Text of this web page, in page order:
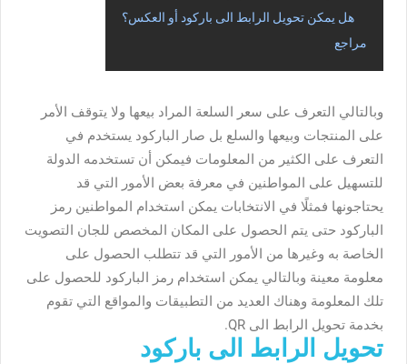
هل يمكن تحويل الرابط الى باركود أو العكس؟
مراجع
وبالتالي التعرف على سعر السلعة المراد بيعها ولا يتوقف الأمر
على المنتجات وبيعها والسلع بل صار الباركود يستخدم في
التعرف على الكثير من المعلومات فيمكن أن تستخدمه الدولة
للتسهيل على المواطنين في معرفة بعض الأمور التي قد
يحتاجونها فمثلًا في الانتخابات يمكن استخدام المواطنين رمز
الباركود حتى يتم الحصول على المكان المخصص للجان التصويت
الخاصة به وغيرها من الأمور التي قد تتطلب الحصول على
معلومة معينة وبالتالي يمكن استخدام رمز الباركود للحصول على
تلك المعلومة وهناك العديد من التطبيقات والمواقع التي تقوم
بخدمة تحويل الرابط الى QR
.
تحويل الرابط الى باركود